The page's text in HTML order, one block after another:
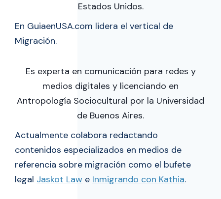
Estados Unidos.
En GuiaenUSA.com lidera el vertical de
Migración.
Es experta en comunicación para redes y
medios digitales y licenciando en
Antropología Sociocultural por la Universidad
de Buenos Aires.
Actualmente colabora redactando
contenidos especializados en medios de
referencia sobre migración como el bufete
legal Jaskot Law e Inmigrando con Kathia.